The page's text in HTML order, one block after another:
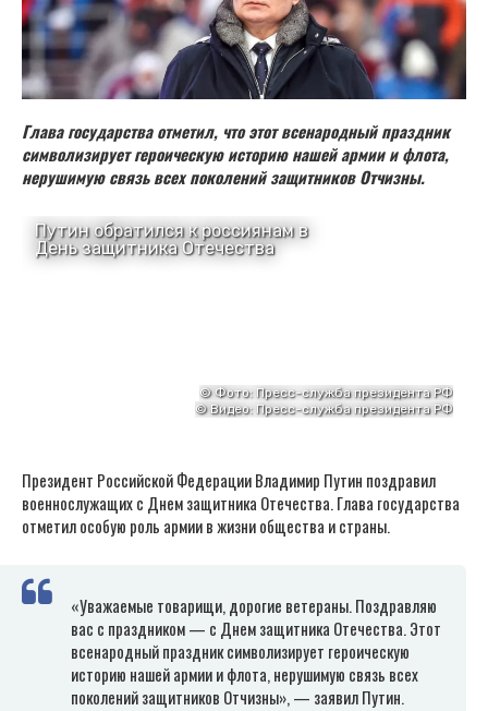
Глава государства отметил, что этот всенародный праздник
символизирует героическую историю нашей армии и флота,
нерушимую связь всех поколений защитников Отчизны.
Президент Российской Федерации Владимир Путин поздравил
военнослужащих с Днем защитника Отечества. Глава государства
отметил особую роль армии в жизни общества и страны.
«Уважаемые товарищи, дорогие ветераны. Поздравляю
вас с праздником — с Днем защитника Отечества. Этот
всенародный праздник символизирует героическую
историю нашей армии и флота, нерушимую связь всех
поколений защитников Отчизны», — заявил Путин.